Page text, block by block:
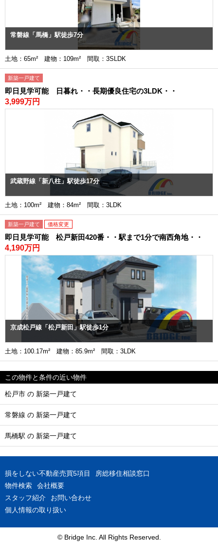
常磐線「馬橋」駅徒歩7分
土地：65m² 建物：109m² 間取：3SLDK
新築一戸建て
即日見学可能 日暮れ・・長期優良住宅の3LDK・・
3,999万円
武蔵野線「新八柱」駅徒歩17分
土地：100m² 建物：84m² 間取：3LDK
新築一戸建て 価格変更
即日見学可能 松戸新田420番・・駅まで1分で南西角地・・
4,190万円
京成松戸線「松戸新田」駅徒歩1分
土地：100.17m² 建物：85.9m² 間取：3LDK
この物件と条件の近い物件
松戸市 の 新築一戸建て
常磐線 の 新築一戸建て
馬橋駅 の 新築一戸建て
損をしない不動産売買5項目
房総移住相談窓口
物件検索
会社概要
スタッフ紹介
お問い合わせ
個人情報の取り扱い
© Bridge Inc. All Rights Reserved.